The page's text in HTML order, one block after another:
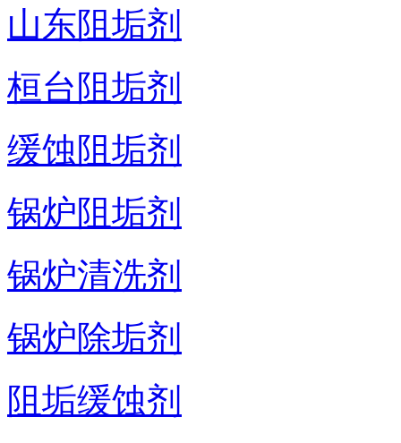
山东阻垢剂
桓台阻垢剂
缓蚀阻垢剂
锅炉阻垢剂
锅炉清洗剂
锅炉除垢剂
阻垢缓蚀剂